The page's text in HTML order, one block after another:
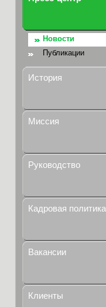
Новости
Публикации
История
Миссия
Руководство
Кадровая политика
Вакансии
Клиенты